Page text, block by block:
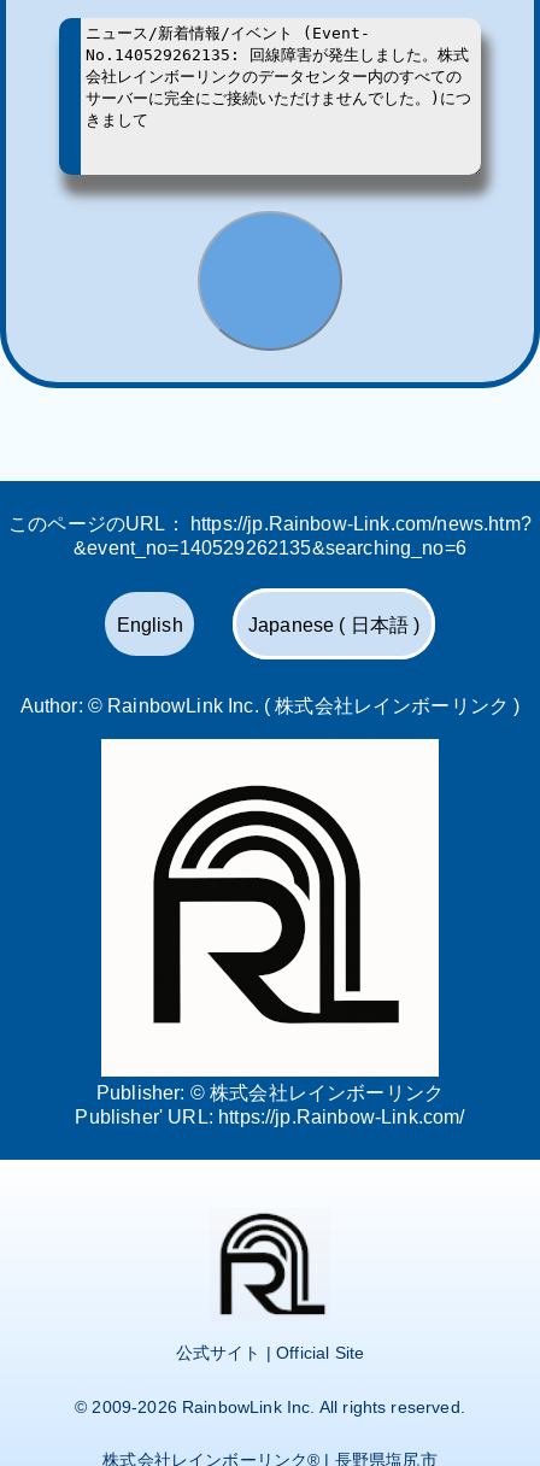
このページのURL：
https://jp.Rainbow-Link.com/news.htm?
&event_no=140529262135&searching_no=6
English Japanese ( 日本語 )
Author: © RainbowLink Inc. ( 株式会社レインボーリンク )
Publisher: ©株式会社レインボーリンク
Publisher' URL: https://jp.Rainbow-Link.com/
公式サイト | Official Site
© 2009-2026 RainbowLink Inc. All rights reserved.
株式会社レインボーリンク® | 長野県塩尻市